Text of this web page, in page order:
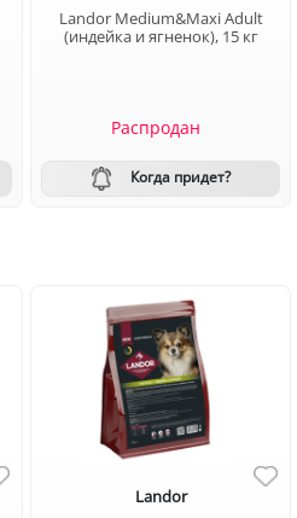
Landor Medium&Maxi Adult
(индейка и ягненок), 15 кг
Распродан
Когда придет?
Landor